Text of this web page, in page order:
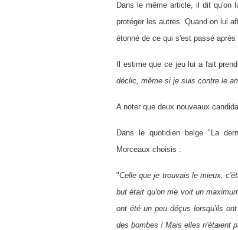
Dans le même article, il dit qu'on
protéger les autres. Quand on lui
étonné de ce qui s'est passé après
Il estime que ce jeu lui a fait
déclic, même si je suis contre le
A noter que deux nouveaux
Dans le quotidien belge "La
Morceaux choisis :
"Celle que je trouvais le mieux,
but était qu'on me voit un
ont été un peu déçus lorsqu'ils
des bombes ! Mais elles n'étaient